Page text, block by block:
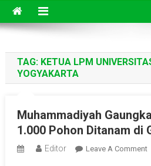
TAG: KETUA LPM
YOGYAKARTA
Muhammadiyah
1.000 Pohon Ditanam di
Editor Leave A Comment